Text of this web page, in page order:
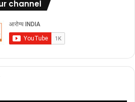
channel